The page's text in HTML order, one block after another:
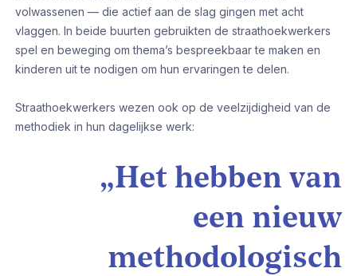
volwassenen — die actief aan de slag gingen met acht
vlaggen. In beide buurten gebruikten de straathoekwerkers
spel en beweging om thema’s bespreekbaar te maken en
kinderen uit te nodigen om hun ervaringen te delen.
Straathoekwerkers wezen ook op de veelzijdigheid van de
methodiek in hun dagelijkse werk:
„Het hebben van
een nieuw
methodologisch